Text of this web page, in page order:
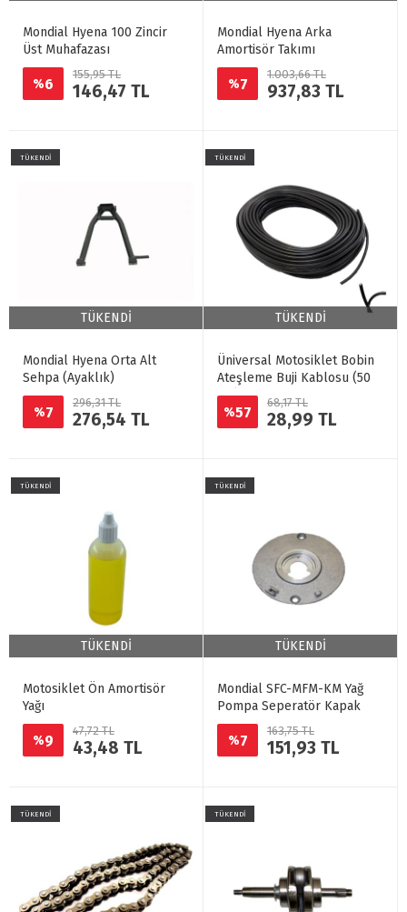
Mondial Hyena 100 Zincir
Üst Muhafazası
%6
155,95 TL
146,47 TL
Mondial Hyena Arka
Amortisör Takımı
%7
1.003,66 TL
937,83 TL
TÜKENDİ
TÜKENDİ
Mondial Hyena Orta Alt
Sehpa (Ayaklık)
%7
296,31 TL
276,54 TL
TÜKENDİ
TÜKENDİ
Üniversal Motosiklet Bobin
Ateşleme Buji Kablosu (50
CM)
%57
68,17 TL
28,99 TL
TÜKENDİ
TÜKENDİ
Motosiklet Ön Amortisör
Yağı
%9
47,72 TL
43,48 TL
TÜKENDİ
TÜKENDİ
Mondial SFC-MFM-KM Yağ
Pompa Seperatör Kapak
%7
163,75 TL
151,93 TL
TÜKENDİ TÜKENDİ